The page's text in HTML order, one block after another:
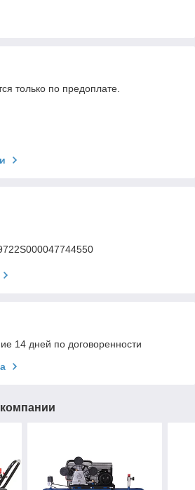
только по предоплате.
14 дней по договоренности